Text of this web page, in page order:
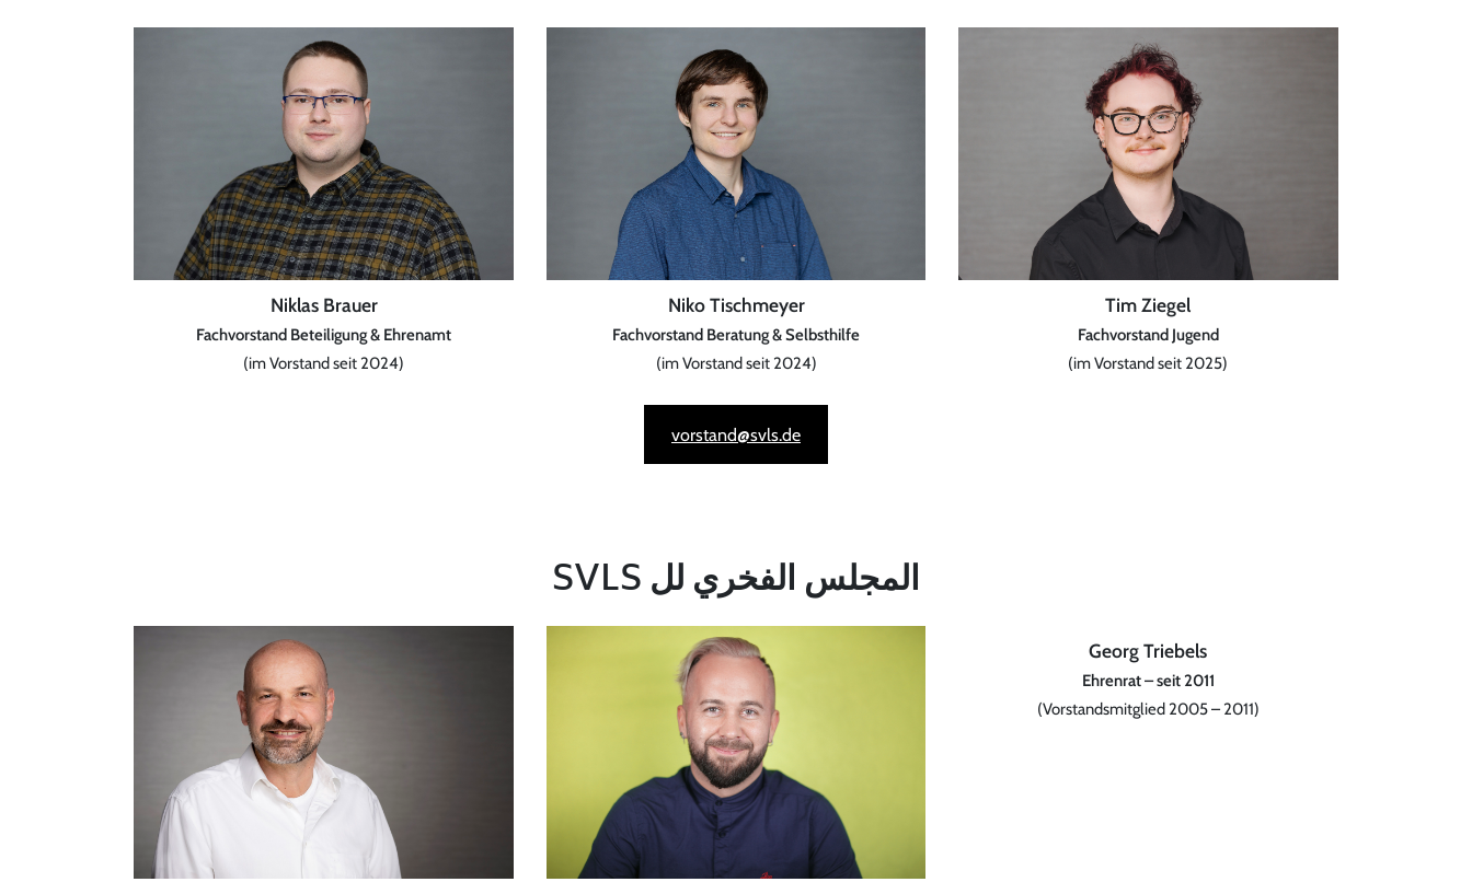
Tim Ziegel
Fachvorstand Jugend
(im Vorstand seit 2025)
Niko Tischmeyer
Fachvorstand Beratung & Selbsthilfe
(im Vorstand seit 2024)
Niklas Brauer
Fachvorstand Beteiligung & Ehrenamt
(im Vorstand seit 2024)
vorstand@svls.de
المجلس الفخري لل SVLS
Georg Triebels
Ehrenrat – seit 2011
(Vorstandsmitglied 2005 – 2011)